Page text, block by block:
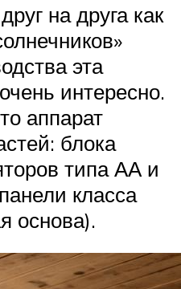
на друга как
эта
интересно.
аппарат
блока
типа АА и
класса
основа).